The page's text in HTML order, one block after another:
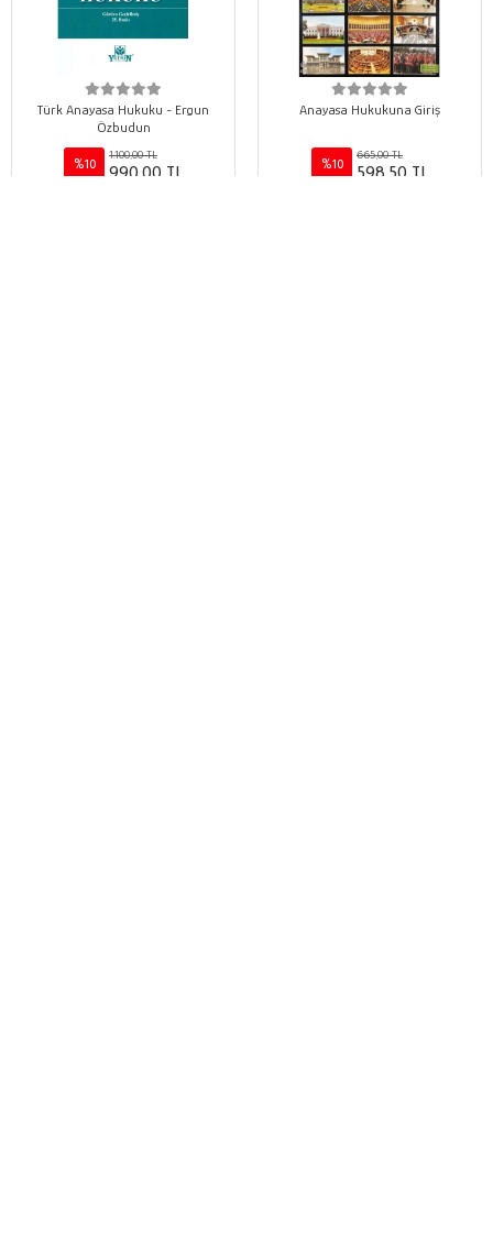
Türk Anayasa Hukuku - Ergun
Özbudun
%10
1.100,00 TL
990,00 TL
Anayasa Hukukuna Giriş
%10
665,00 TL
598,50 TL